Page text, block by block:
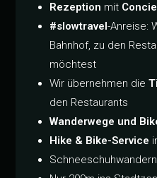
Rezeption mit
#slowtravel-Anreise:
Bahnhof, zu den
möchtest
Wir übernehmen die
den Restaurants
Wanderwege und
Hike & Bike-Service